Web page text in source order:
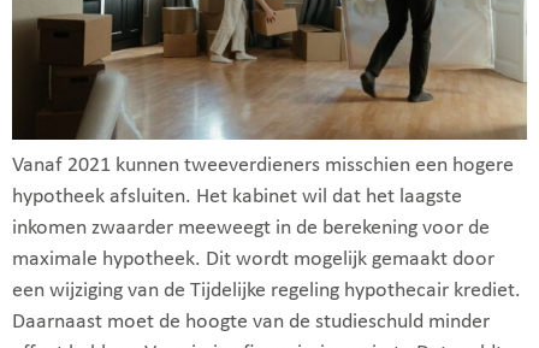
Vanaf 2021 kunnen tweeverdieners misschien een hogere
hypotheek afsluiten. Het kabinet wil dat het laagste
inkomen zwaarder meeweegt in de berekening voor de
maximale hypotheek. Dit wordt mogelijk gemaakt door
een wijziging van de Tijdelijke regeling hypothecair krediet.
Daarnaast moet de hoogte van de studieschuld minder